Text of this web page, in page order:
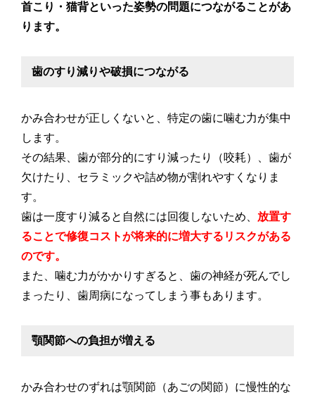
首こり・猫背といった姿勢の問題につながることがあ
ります。
歯のすり減りや破損につながる
かみ合わせが正しくないと、特定の歯に噛む力が集中
します。
その結果、歯が部分的にすり減ったり（咬耗）、歯が
欠けたり、セラミックや詰め物が割れやすくなりま
す。
歯は一度すり減ると自然には回復しないため、 放置す
ることで修復コストが将来的に増大するリスクがある
のです。
また、噛む力がかかりすぎると、歯の神経が死んでし
まったり、歯周病になってしまう事もあります。
顎関節への負担が増える
かみ合わせのずれは顎関節（あごの関節）に慢性的な